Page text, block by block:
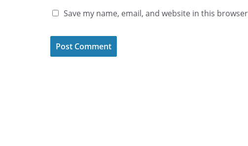
Save my name, email, and website in this